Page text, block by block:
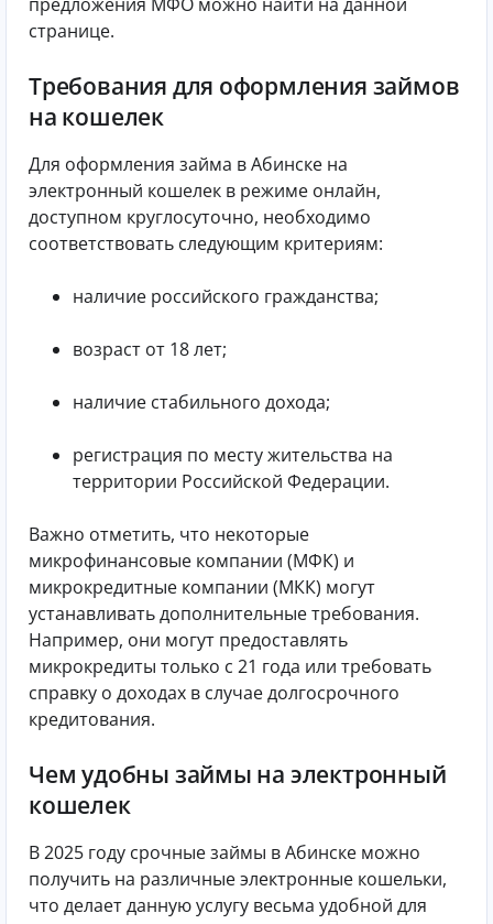
странице.
Требования для оформления займов
на кошелек
Для оформления займа в Абинске на
электронный кошелек в режиме онлайн,
доступном круглосуточно, необходимо
соответствовать следующим критериям:
наличие российского гражданства;
возраст от 18 лет;
наличие стабильного дохода;
регистрация по месту жительства на
территории Российской Федерации.
Важно отметить, что некоторые
микрофинансовые компании (МФК) и
микрокредитные компании (МКК) могут
устанавливать дополнительные требования.
Например, они могут предоставлять
микрокредиты только с 21 года или требовать
справку о доходах в случае долгосрочного
кредитования.
Чем удобны займы на электронный
кошелек
В 2025 году срочные займы в Абинске можно
получить на различные электронные кошельки,
что делает данную услугу весьма удобной для